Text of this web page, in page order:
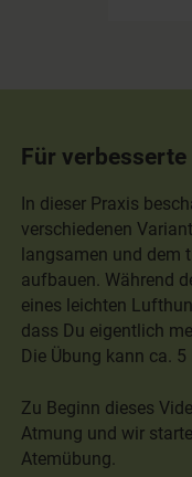
Für
In dieser Praxis
verschiedenen
langsamen und dem
aufbauen. Während
eines leichten
dass Du eigentlich
Die Übung kann ca.
Zu Beginn dieses
Atmung und wir
Atemübung.